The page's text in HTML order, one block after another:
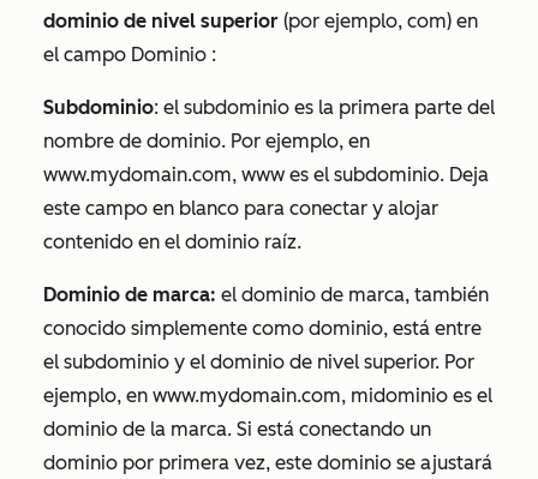
dominio de nivel superior (por ejemplo, com) en
el campo Dominio :
Subdominio: el subdominio es la primera parte del
nombre de dominio. Por ejemplo, en
www.mydomain.com, www es el subdominio. Deja
este campo en blanco para conectar y alojar
contenido en el dominio raíz.
Dominio de marca: el dominio de marca, también
conocido simplemente como dominio, está entre
el subdominio y el dominio de nivel superior. Por
ejemplo, en www.mydomain.com, midominio es el
dominio de la marca. Si está conectando un
dominio por primera vez, este dominio se ajustará